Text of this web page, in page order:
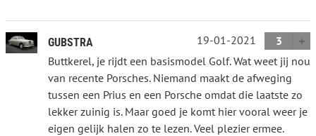
GUBSTRA 19-01-2021
3
Buttkerel, je rijdt een basismodel Golf. Wat weet jij nou
van recente Porsches. Niemand maakt de afweging
tussen een Prius en een Porsche omdat die laatste zo
lekker zuinig is. Maar goed je komt hier vooral weer je
eigen gelijk halen zo te lezen. Veel plezier ermee.